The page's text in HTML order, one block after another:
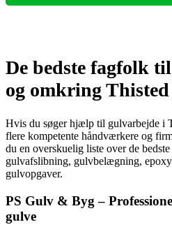
De bedste fagfolk
og omkring Thisted
Hvis du søger hjælp til gulvarbejde i
flere kompetente håndværkere og
du en overskuelig liste over de
gulvafslibning, gulvbelægning,
gulvopgaver.
PS Gulv & Byg –
gulve